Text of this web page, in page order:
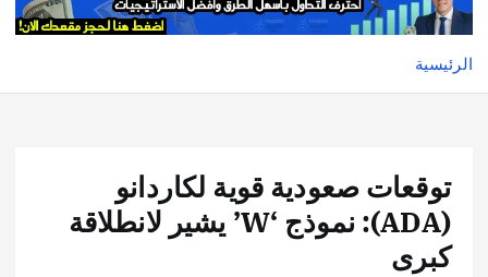
م
الرئيسية
توقعات صعودية قوية لكاردانو
(ADA): نموذج ‘W’ يشير لانطلاقة
كبرى